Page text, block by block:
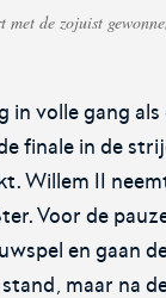
Voor
met de zojuist
in volle gang
finale in de
Willem II
Voor de
en gaan
maar na